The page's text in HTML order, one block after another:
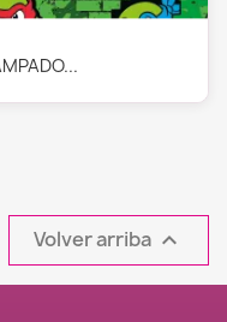
Volver arriba 